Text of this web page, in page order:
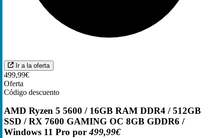
Ir a la oferta
499,99€
Oferta
Código descuento
AMD Ryzen 5 5600 / 16GB RAM DDR4 / 512GB
SSD / RX 7600 GAMING OC 8GB GDDR6 /
Windows 11 Pro por499,99€